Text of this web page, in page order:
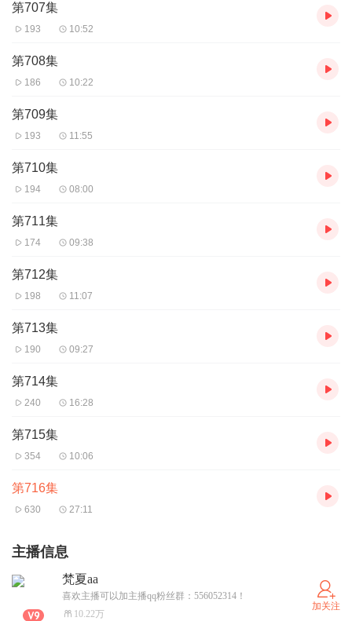
第707集
193 10:52
第708集
186 10:22
第709集
193 11:55
第710集
194 08:00
第711集
174 09:38
第712集
198 11:07
第713集
190 09:27
第714集
240 16:28
第715集
354 10:06
第716集
630 27:11
主播信息
梵夏aa
喜欢主播可以加主播qq粉丝群：556052314！
10.22万
加关注